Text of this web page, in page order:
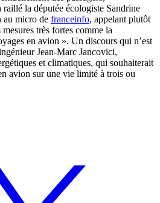
la députée écologiste Sandrine
au micro de franceinfo, appelant plutôt
très fortes comme la
en avion ». Un discours qui n’est
Jean-Marc Jancovici,
et climatiques, qui souhaiterait
avion sur une vie limité à trois ou